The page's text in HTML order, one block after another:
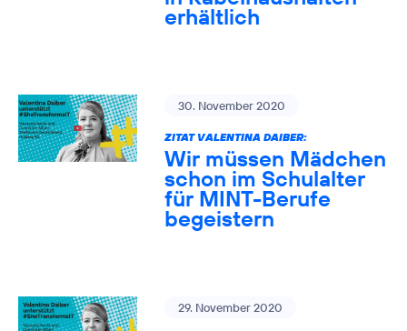
erhältlich
30. November 2020
ZITAT VALENTINA DAIBER:
Wir müssen Mädchen
schon im Schulalter
für MINT-Berufe
begeistern
29. November 2020